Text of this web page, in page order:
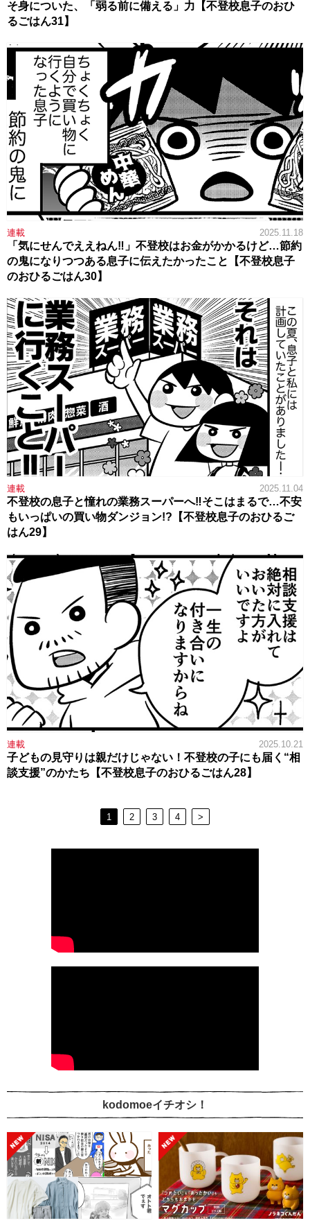
そ身についた、「弱る前に備える」力【不登校息子のおひ
るごはん31】
連載 2025.11.18
「気にせんでええねん‼」不登校はお金がかかるけど…節約
の鬼になりつつある息子に伝えたかったこと【不登校息子
のおひるごはん30】
連載 2025.11.04
不登校の息子と憧れの業務スーパーへ‼そこはまるで…不安
もいっぱいの買い物ダンジョン!?【不登校息子のおひるご
はん29】
連載 2025.10.21
子どもの見守りは親だけじゃない！不登校の子にも届く“相
談支援”のかたち【不登校息子のおひるごはん28】
1 2 3 4 >
kodomoeイチオシ！